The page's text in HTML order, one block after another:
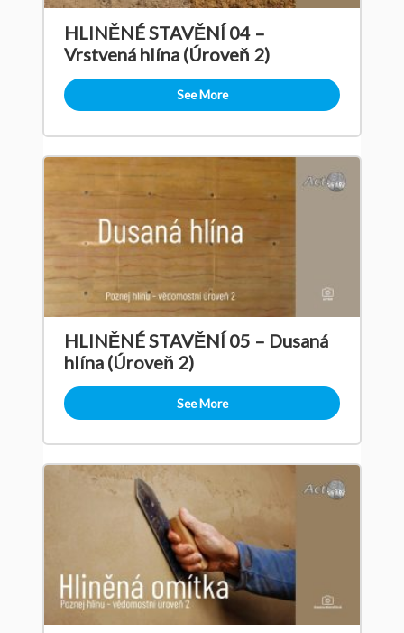
HLINĚNÉ STAVĚNÍ 04 –
Vrstvená hlína (Úroveň 2)
See More
HLINĚNÉ STAVĚNÍ 05 – Dusaná
hlína (Úroveň 2)
See More